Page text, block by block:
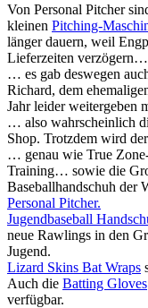
Von Personal Pitcher
kleinen Pitching-
länger dauern, weil
Lieferzeiten
… es gab deswegen
Richard, dem
Jahr leider weitergeben
… also wahrscheinlich
Shop. Trotzdem wird
… genau wie True
Training… sowie die
Baseballhandschuh der
Personal Pitcher.
Jugendbaseball
neue Rawlings in den
Jugend.
Lizard Skins Bat Wraps
Auch die Batting Gloves
verfügbar.